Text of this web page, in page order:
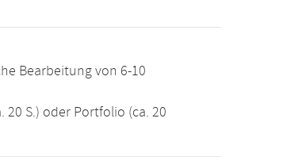
Bearbeitung von 6-10
S.) oder Portfolio (ca. 20